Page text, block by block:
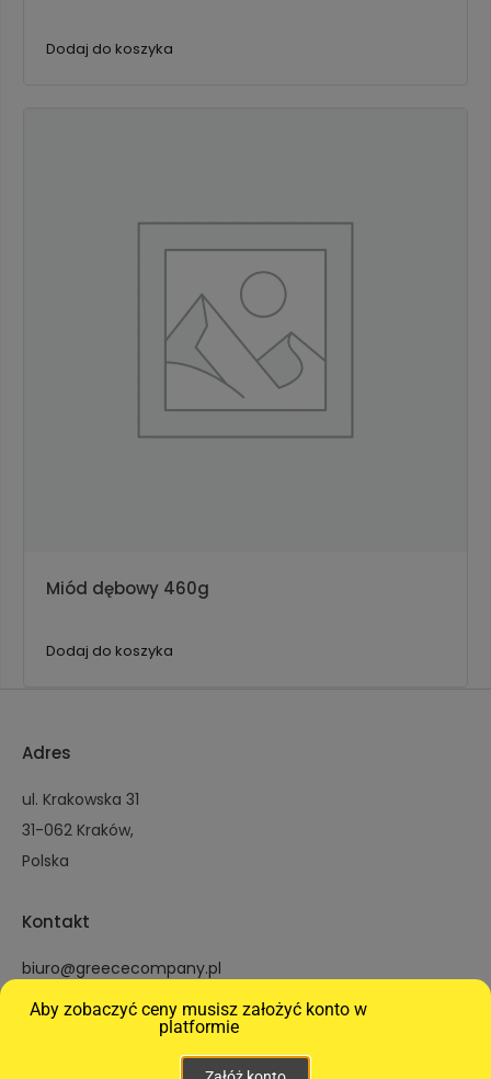
Dodaj do koszyka
Miód dębowy 460g
Dodaj do koszyka
Adres
ul. Krakowska 31
31-062 Kraków,
Polska
Kontakt
biuro@greececompany.pl
Tel.: +48 516 024 166
Strefa klienta
Aby zobaczyć ceny musisz założyć konto w
platformie